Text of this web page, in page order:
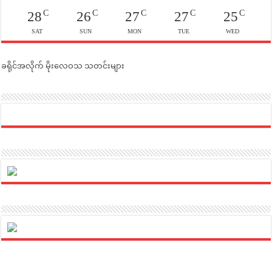
28C
SAT
26C
SUN
27 C
MON
27C
TUE
25C
WED
ခရိုင်အလိုက် မိုးလေဝသ သတင်းများ